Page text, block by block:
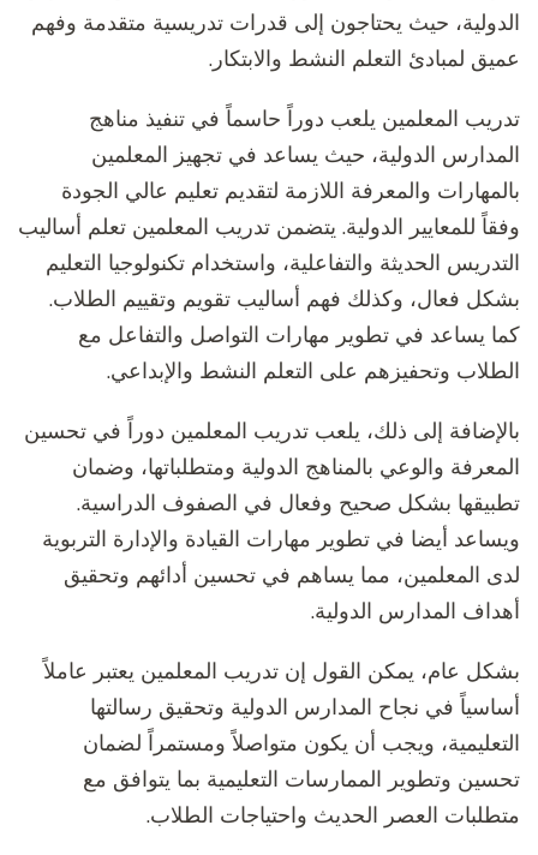
الدولية، حيث يحتاجون إلى قدرات تدريسية متقدمة وفهم
عميق لمبادئ التعلم النشط والابتكار.
تدريب المعلمين يلعب دوراً حاسماً في تنفيذ مناهج
المدارس الدولية، حيث يساعد في تجهيز المعلمين
بالمهارات والمعرفة اللازمة لتقديم تعليم عالي الجودة
وفقاً للمعايير الدولية. يتضمن تدريب المعلمين تعلم أساليب
التدريس الحديثة والتفاعلية، واستخدام تكنولوجيا التعليم
بشكل فعال، وكذلك فهم أساليب تقويم وتقييم الطلاب.
كما يساعد في تطوير مهارات التواصل والتفاعل مع
الطلاب وتحفيزهم على التعلم النشط والإبداعي.
بالإضافة إلى ذلك، يلعب تدريب المعلمين دوراً في تحسين
المعرفة والوعي بالمناهج الدولية ومتطلباتها، وضمان
تطبيقها بشكل صحيح وفعال في الصفوف الدراسية.
ويساعد أيضا في تطوير مهارات القيادة والإدارة التربوية
لدى المعلمين، مما يساهم في تحسين أدائهم وتحقيق
أهداف المدارس الدولية.
بشكل عام، يمكن القول إن تدريب المعلمين يعتبر عاملاً
أساسياً في نجاح المدارس الدولية وتحقيق رسالتها
التعليمية، ويجب أن يكون متواصلاً ومستمراً لضمان
تحسين وتطوير الممارسات التعليمية بما يتوافق مع
متطلبات العصر الحديث واحتياجات الطلاب.